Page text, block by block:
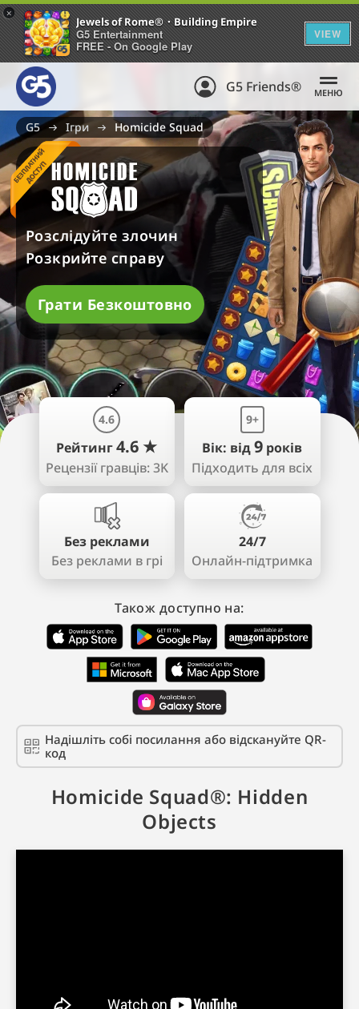
Jewels of Rome®・Building Empire
G5 Entertainment
FREE - On Google Play
VIEW
+
G5 Friends® МЕНЮ
G5 Ігри Homicide Squad
Розслідуйте злочин
Розкрийте справу
Грати Безкоштовно
Б
Е
З
П
Л
А
Т
Н
И
Й
Д
О
С
Т
У
П
4.6
Рейтинг4.6 ★
Рецензії гравців: 3K
9+
Вік: від9 років
Підходить для всіх
Без реклами
Без реклами в грі
24/7
Онлайн-підтримка
Також доступно на:
Надішліть собі посилання або відскануйте QR-
код
Homicide Squad®: Hidden
Objects